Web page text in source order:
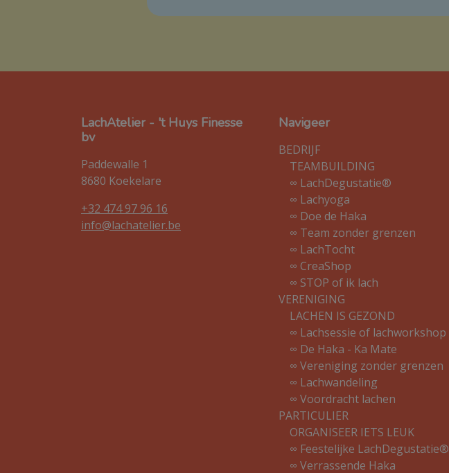
LachAtelier - 't Huys Finesse
bv
Paddewalle 1
8680 Koekelare
+32 474 97 96 16
info@lachatelier.be
Navigeer
BEDRIJF
TEAMBUILDING
∞ LachDegustatie®
∞ Lachyoga
∞ Doe de Haka
∞ Team zonder grenzen
∞ LachTocht
∞ CreaShop
∞ STOP of ik lach
VERENIGING
LACHEN IS GEZOND
∞ Lachsessie of lachworkshop
∞ De Haka - Ka Mate
∞ Vereniging zonder grenzen
∞ Lachwandeling
∞ Voordracht lachen
PARTICULIER
ORGANISEER IETS LEUK
∞ Feestelijke LachDegustatie®
∞ Verrassende Haka